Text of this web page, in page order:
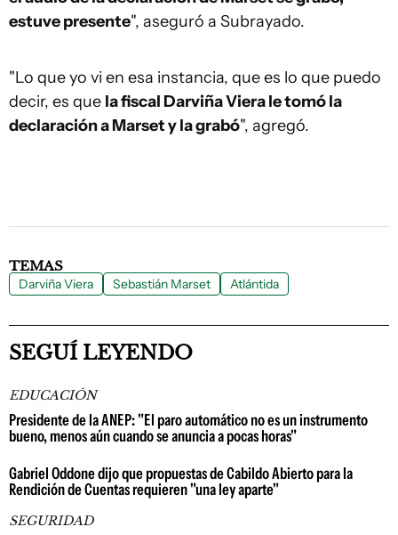
estuve presente", aseguró a Subrayado.
"Lo que yo vi en esa instancia, que es lo que puedo
decir, es que la fiscal Darviña Viera le tomó la
declaración a Marset y la grabó", agregó.
TEMAS
Darviña Viera Sebastián Marset Atlántida
SEGUÍ LEYENDO
EDUCACIÓN
Presidente de la ANEP: "El paro automático no es un instrumento
bueno, menos aún cuando se anuncia a pocas horas"
Gabriel Oddone dijo que propuestas de Cabildo Abierto para la
Rendición de Cuentas requieren "una ley aparte"
SEGURIDAD